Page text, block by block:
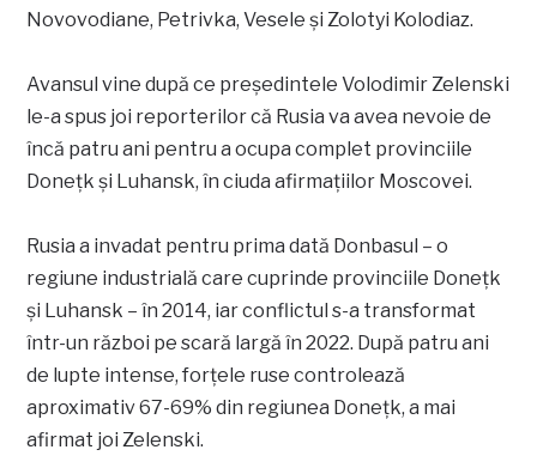
Novovodiane, Petrivka, Vesele și Zolotyi Kolodiaz.
Avansul vine după ce președintele Volodimir Zelenski
le-a spus joi reporterilor că Rusia va avea nevoie de
încă patru ani pentru a ocupa complet provinciile
Donețk și Luhansk, în ciuda afirmațiilor Moscovei.
Rusia a invadat pentru prima dată Donbasul – o
regiune industrială care cuprinde provinciile Donețk
și Luhansk – în 2014, iar conflictul s-a transformat
într-un război pe scară largă în 2022. După patru ani
de lupte intense, forțele ruse controlează
aproximativ 67-69% din regiunea Donețk, a mai
afirmat joi Zelenski.